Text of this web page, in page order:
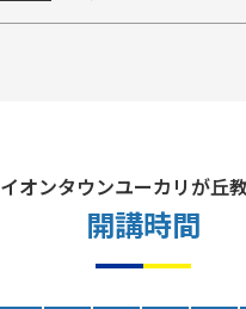
イオンタウンユーカリが丘
開講時間